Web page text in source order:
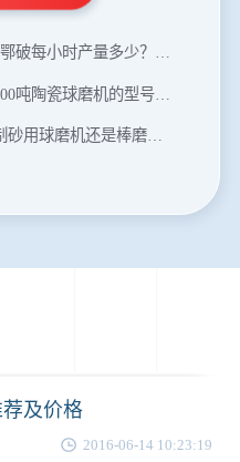
筑垃圾粉碎机？推荐用什么型号？
产量多少？参数和工作视频。
陶瓷球磨机的型号和参数？
还是棒磨机？每小时100吨价格。
机3000吨一套多少钱？
钱一台？提供型号和参数。
及价格
2016-06-14 10:23:19